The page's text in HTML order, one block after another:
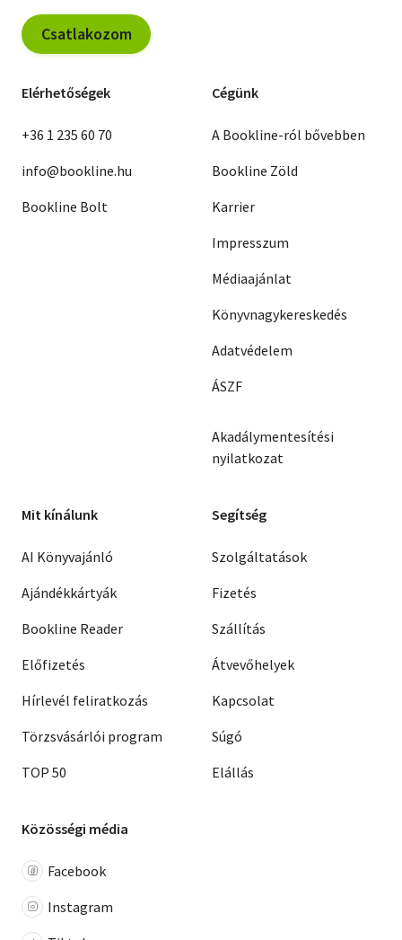
Csatlakozom
Elérhetőségek
+36 1 235 60 70
info@bookline.hu
Bookline Bolt
Cégünk
A Bookline-ról bővebben
Bookline Zöld
Karrier
Impresszum
Médiaajánlat
Könyvnagykereskedés
Adatvédelem
ÁSZF
Akadálymentesítési
nyilatkozat
Mit kínálunk
AI Könyvajánló
Ajándékkártyák
Bookline Reader
Előfizetés
Hírlevél feliratkozás
Törzsvásárlói program
TOP 50
Segítség
Szolgáltatások
Fizetés
Szállítás
Átvevőhelyek
Kapcsolat
Súgó
Elállás
Közösségi média
Facebook
Instagram